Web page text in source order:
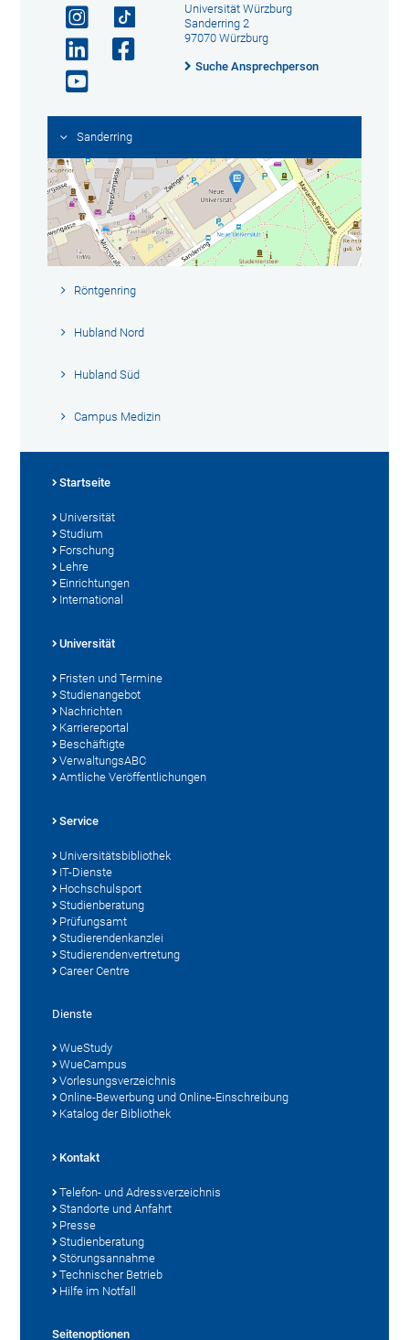
Universität Würzburg
Sanderring 2
97070 Würzburg
Suche Ansprechperson
Sanderring
Röntgenring
Hubland Nord
Hubland Süd
Campus Medizin
Startseite
Universität
Studium
Forschung
Lehre
Einrichtungen
International
Universität
Fristen und Termine
Studienangebot
Nachrichten
Karriereportal
Beschäftigte
VerwaltungsABC
Amtliche Veröffentlichungen
Service
Universitätsbibliothek
IT-Dienste
Hochschulsport
Studienberatung
Prüfungsamt
Studierendenkanzlei
Studierendenvertretung
Career Centre
Dienste
WueStudy
WueCampus
Vorlesungsverzeichnis
Online-Bewerbung und Online-Einschreibung
Katalog der Bibliothek
Kontakt
Telefon- und Adressverzeichnis
Standorte und Anfahrt
Presse
Studienberatung
Störungsannahme
Technischer Betrieb
Hilfe im Notfall
Seitenoptionen